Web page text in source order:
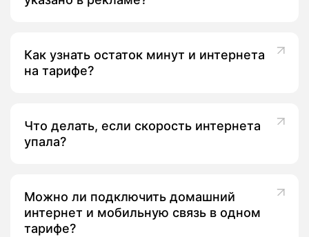
Как узнать остаток минут и интернета
на тарифе?
Что делать, если скорость интернета
упала?
Можно ли подключить домашний
интернет и мобильную связь в одном
тарифе?